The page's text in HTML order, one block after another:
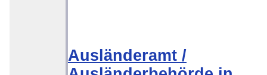
Ausländeramt /